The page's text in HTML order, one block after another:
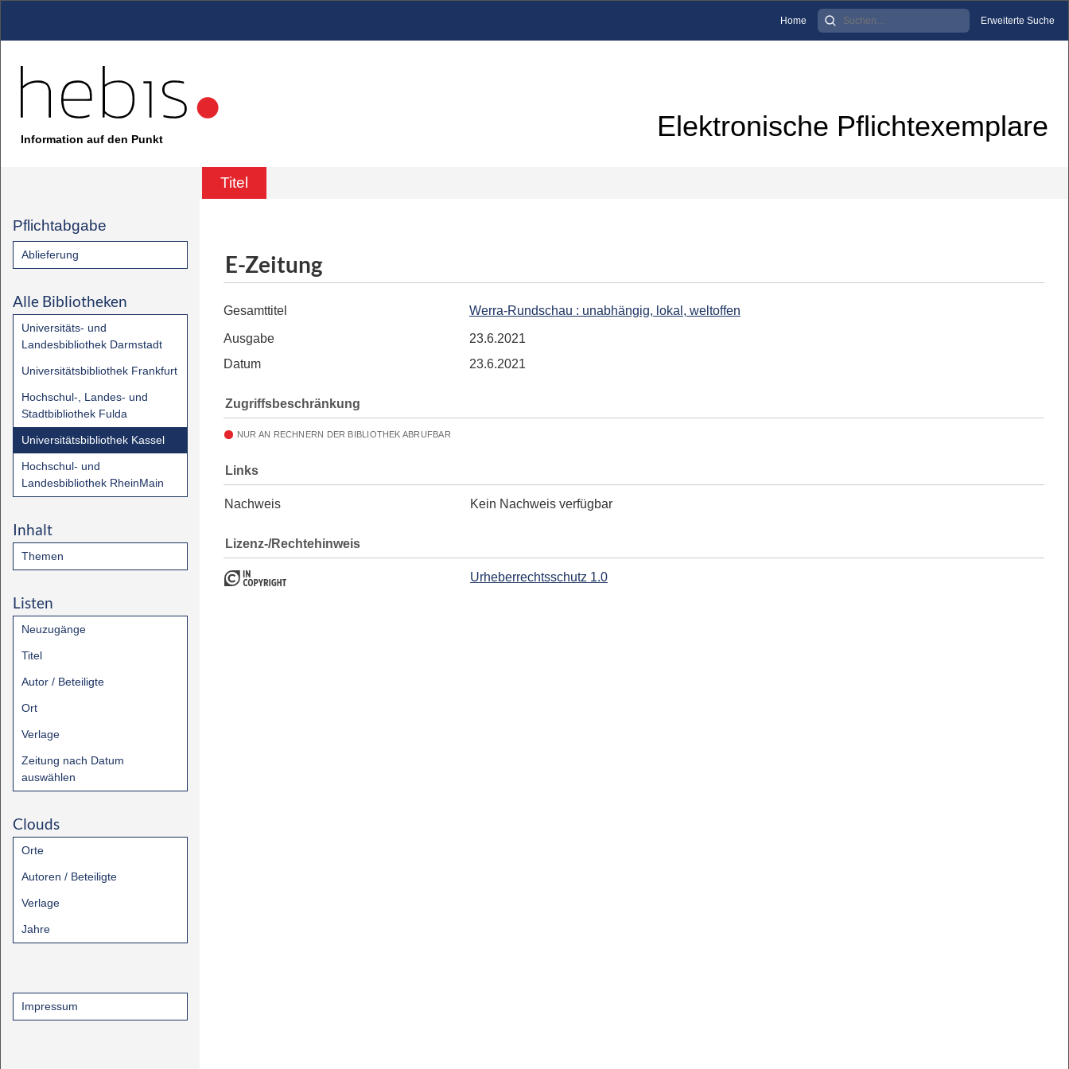
Home Erweiterte Suche
Information auf den Punkt Elektronische Pflichtexemplare
Titel
Pflichtabgabe
Ablieferung
Alle Bibliotheken
Universitäts- und
Landesbibliothek Darmstadt
Universitätsbibliothek Frankfurt
Hochschul-, Landes- und
Stadtbibliothek Fulda
Universitätsbibliothek Kassel
Hochschul- und
Landesbibliothek RheinMain
Inhalt
Themen
Listen
Neuzugänge
Titel
Autor / Beteiligte
Ort
Verlage
Zeitung nach Datum
auswählen
Clouds
Orte
Autoren / Beteiligte
Verlage
Jahre
Impressum
E-Zeitung
Gesamttitel Werra-Rundschau : unabhängig, lokal, weltoffen
Ausgabe
23.6.2021
Datum
23.6.2021
Zugriffsbeschränkung
NUR AN RECHNERN DER BIBLIOTHEK ABRUFBAR
Links
Nachweis Kein Nachweis verfügbar
Lizenz-/Rechtehinweis
Urheberrechtsschutz 1.0